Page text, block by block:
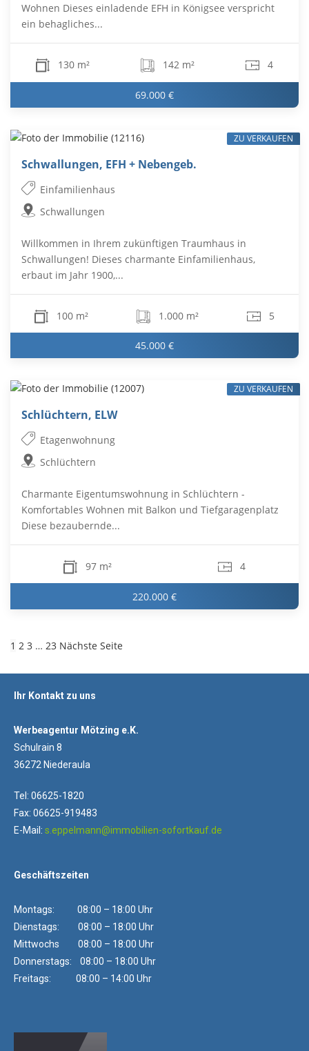
Wohnen Dieses einladende EFH in Königsee verspricht
ein behagliches...
130 m² 142 m² 4
69.000 €
Schwallungen, EFH + Nebengeb.
Einfamilienhaus
Schwallungen
Willkommen in Ihrem zukünftigen Traumhaus in
Schwallungen! Dieses charmante Einfamilienhaus,
erbaut im Jahr 1900,...
100 m² 1.000 m² 5
45.000 €
ZU VERKAUFEN
Schlüchtern, ELW
Etagenwohnung
Schlüchtern
Charmante Eigentumswohnung in Schlüchtern -
Komfortables Wohnen mit Balkon und Tiefgaragenplatz
Diese bezaubernde...
97 m² 4
220.000 €
ZU VERKAUFEN
1 2 3 … 23 Nächste Seite
Ihr Kontakt zu uns
Werbeagentur Mötzing e.K.
Schulrain 8
36272 Niederaula
Tel: 06625-1820
Fax: 06625-919483
E-Mail: s.eppelmann@immobilien-sofortkauf.de
Geschäftszeiten
Montags: 08:00 – 18:00 Uhr
Dienstags: 08:00 – 18:00 Uhr
Mittwochs 08:00 – 18:00 Uhr
Donnerstags: 08:00 – 18:00 Uhr
Freitags: 08:00 – 14:00 Uhr